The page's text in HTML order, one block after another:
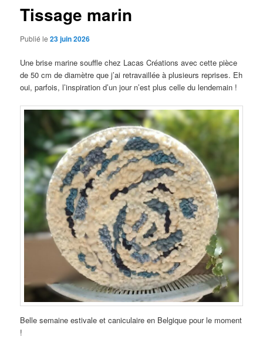
Tissage marin
Publié le23 juin 2026
Une brise marine souffle chez Lacas Créations avec cette pièce
de 50 cm de diamètre que j’ai retravaillée à plusieurs reprises. Eh
oui, parfois, l’inspiration d’un jour n’est plus celle du lendemain !
Belle semaine estivale et caniculaire en Belgique pour le moment
!